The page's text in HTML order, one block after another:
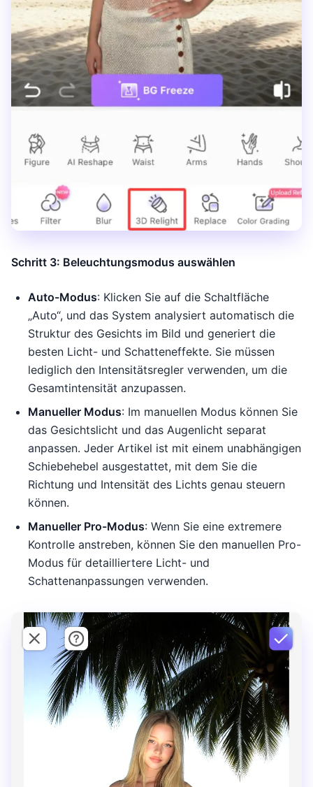
Schritt 3: Beleuchtungsmodus auswählen
Auto-Modus: Klicken Sie auf die Schaltfläche
„Auto“, und das System analysiert automatisch die
Struktur des Gesichts im Bild und generiert die
besten Licht- und Schatteneffekte. Sie müssen
lediglich den Intensitätsregler verwenden, um die
Gesamtintensität anzupassen.
Manueller Modus: Im manuellen Modus können Sie
das Gesichtslicht und das Augenlicht separat
anpassen. Jeder Artikel ist mit einem unabhängigen
Schiebehebel ausgestattet, mit dem Sie die
Richtung und Intensität des Lichts genau steuern
können.
Manueller Pro-Modus: Wenn Sie eine extremere
Kontrolle anstreben, können Sie den manuellen Pro-
Modus für detailliertere Licht- und
Schattenanpassungen verwenden.